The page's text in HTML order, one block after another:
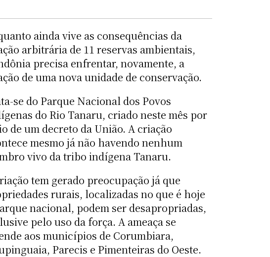
ainda vive as consequências da
arbitrária de 11 reservas ambientais,
precisa enfrentar, novamente, a
de uma nova unidade de conservação.
se do Parque Nacional dos Povos
do Rio Tanaru, criado neste mês por
de um decreto da União. A criação
mesmo já não havendo nenhum
vivo da tribo indígena Tanaru.
tem gerado preocupação já que
rurais, localizadas no que é hoje
nacional, podem ser desapropriadas,
pelo uso da força. A ameaça se
aos municípios de Corumbiara,
Parecis e Pimenteiras do Oeste.